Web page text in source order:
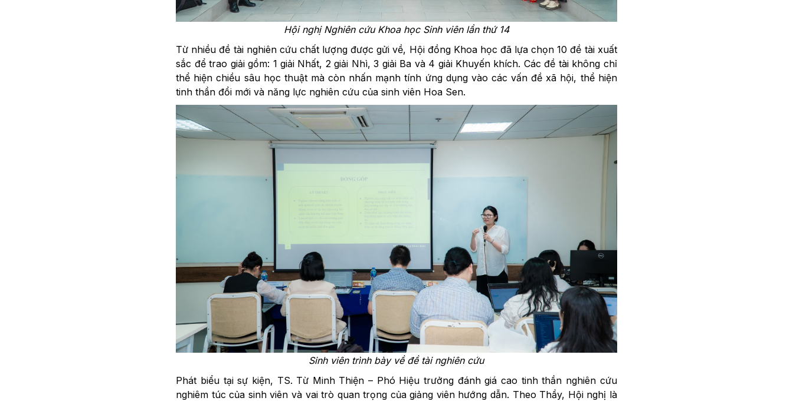
Hội nghị Nghiên cứu Khoa học Sinh viên lần thứ 14
Từ nhiều đề tài nghiên cứu chất lượng được gửi về, Hội đồng Khoa học đã lựa chọn 10 đề tài xuất
sắc để trao giải gồm: 1 giải Nhất, 2 giải Nhì, 3 giải Ba và 4 giải Khuyến khích. Các đề tài không chỉ
thể hiện chiều sâu học thuật mà còn nhấn mạnh tính ứng dụng vào các vấn đề xã hội, thể hiện
tinh thần đổi mới và năng lực nghiên cứu của sinh viên Hoa Sen.
Sinh viên trình bày về đề tài nghiên cứu
Phát biểu tại sự kiện, TS. Từ Minh Thiện – Phó Hiệu trưởng đánh giá cao tinh thần nghiên cứu
nghiêm túc của sinh viên và vai trò quan trọng của giảng viên hướng dẫn. Theo Thầy, Hội nghị là